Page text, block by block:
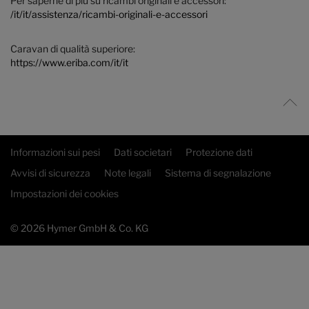
/it/it/assistenza/ricambi-originali-e-accessori
Caravan di qualità superiore:
https://www.eriba.com/it/it
Informazioni sui pesi Dati societari
Protezione dati
Avvisi di sicurezza
Note legali
Sistema di segnalazione
Impostazioni dei cookies
© 2026 Hymer GmbH & Co. KG